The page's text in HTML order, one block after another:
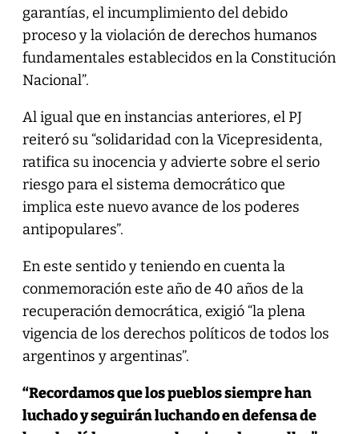
garantías, el incumplimiento del debido
proceso y la violación de derechos humanos
fundamentales establecidos en la Constitución
Nacional”.
Al igual que en instancias anteriores, el PJ
reiteró su “solidaridad con la Vicepresidenta,
ratifica su inocencia y advierte sobre el serio
riesgo para el sistema democrático que
implica este nuevo avance de los poderes
antipopulares”.
En este sentido y teniendo en cuenta la
conmemoración este año de 40 años de la
recuperación democrática, exigió “la plena
vigencia de los derechos políticos de todos los
argentinos y argentinas”.
“Recordamos que los pueblos siempre han
luchado y seguirán luchando en defensa de